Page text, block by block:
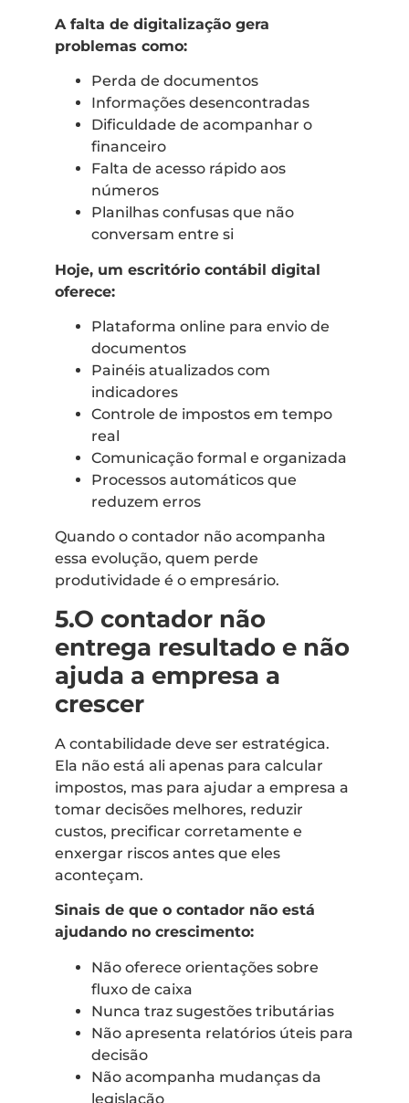
A falta de digitalização gera
problemas como:
Perda de documentos
Informações desencontradas
Dificuldade de acompanhar o
financeiro
Falta de acesso rápido aos
números
Planilhas confusas que não
conversam entre si
Hoje, um escritório contábil digital
oferece:
Plataforma online para envio de
documentos
Painéis atualizados com
indicadores
Controle de impostos em tempo
real
Comunicação formal e organizada
Processos automáticos que
reduzem erros
Quando o contador não acompanha
essa evolução, quem perde
produtividade é o empresário.
5.O contador não
entrega resultado e não
ajuda a empresa a
crescer
A contabilidade deve ser estratégica.
Ela não está ali apenas para calcular
impostos, mas para ajudar a empresa a
tomar decisões melhores, reduzir
custos, precificar corretamente e
enxergar riscos antes que eles
aconteçam.
Sinais de que o contador não está
ajudando no crescimento:
Não oferece orientações sobre
fluxo de caixa
Nunca traz sugestões tributárias
Não apresenta relatórios úteis para
decisão
Não acompanha mudanças da
legislação